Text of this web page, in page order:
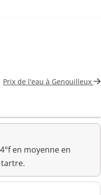
<=0,1 mg/L
Prix de l'eau à Genouilleux
en moyenne en
tartre.